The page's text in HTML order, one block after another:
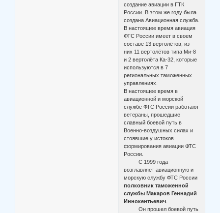
создание авиации в ГТК
России. В этом же году была
создана Авиационная служба.
В настоящее время авиация
ФТС России имеет в своем
составе 13 вертолётов, из
них 11 вертолётов типа Ми-8
и 2 вертолёта Ка-32, которые
используются в 7
региональных таможенных
управлениях.
В настоящее время в
авиационной и морской
службе ФТС России работают
ветераны, прошедшие
славный боевой путь в
Военно-воздушных силах и
стоявшие у истоков
формирования авиации ФТС
России.
С 1999 года
возглавляет авиационную и
морскую службу ФТС России
полковник таможенной
службы Макаров Геннадий
Иннокентьевич
Он прошел боевой путь